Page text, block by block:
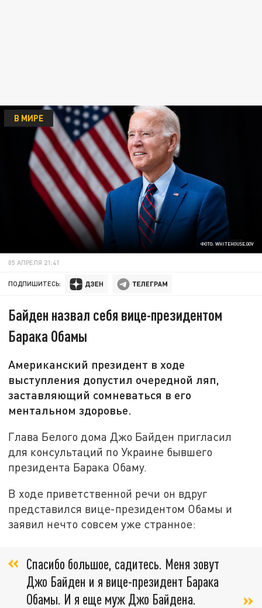
ФОТО: WHITEHOUSE.GOV
В МИРЕ
05 АПРЕЛЯ 21:41
ПОДПИШИТЕСЬ:
Байден назвал себя вице-президентом
Барака Обамы
Американский президент в ходе
выступления допустил очередной ляп,
заставляющий сомневаться в его
ментальном здоровье.
Глава Белого дома Джо Байден пригласил
для консультаций по Украине бывшего
президента Барака Обаму.
В ходе приветственной речи он вдруг
представился вице-президентом Обамы и
заявил нечто совсем уже странное:
Спасибо большое, садитесь. Меня зовут
Джо Байден и я вице-президент Барака
Обамы. И я еще муж Джо Байдена.